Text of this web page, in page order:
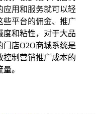
应用和服务就可以轻
些平台的佣金、推广
度和粘性，对于大品
店O2O商城系统是
控制营销推广成本的
。